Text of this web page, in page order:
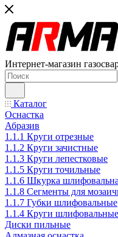
Интернет-магазин
Каталог
Оснастка
Абразив
1.1.1 Круги отрезные
1.1.2 Круги зачистные
1.1.3 Круги лепестковые
1.1.5 Круги точильные
1.1.6 Шкурка
1.1.8 Сегменты для
1.1.7 Губки шлифовальные
1.1.4 Круги
Диски пильные